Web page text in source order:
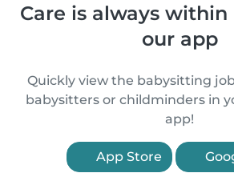
Care is always
our app
Quickly view the babysitting
babysitters or childminders in
app!
App Store